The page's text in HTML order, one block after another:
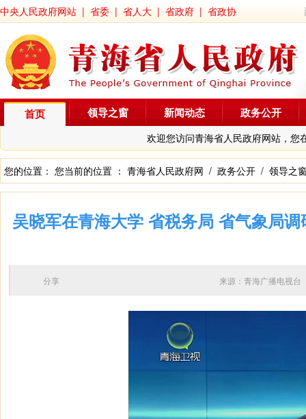
中央人民政府网站 | 省委 | 省人大 | 省政府 | 省政协
首页
欢迎您访问青海省人民政府网站，您
领导之窗 新闻动态 政务公开
您的位置： 您当前的位置 ： 青海省人民政府网 / 政务公开 / 领导之
吴晓军在青海大学 省税务局 省气象局
来源：青海广播电视
分享